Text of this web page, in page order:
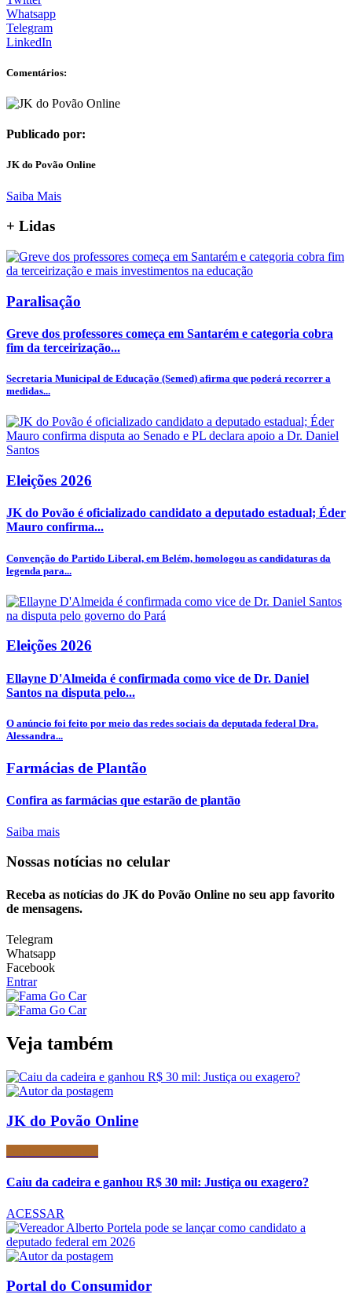
Whatsapp
Telegram
LinkedIn
Comentários:
Publicado por:
JK do Povão Online
Saiba Mais
+ Lidas
Paralisação
Greve dos professores começa em Santarém e categoria cobra
fim da terceirização...
Secretaria Municipal de Educação (Semed) afirma que poderá recorrer a
medidas...
Eleições 2026
JK do Povão é oficializado candidato a deputado estadual; Éder
Mauro confirma...
Convenção do Partido Liberal, em Belém, homologou as candidaturas da
legenda para...
Eleições 2026
Ellayne D'Almeida é confirmada como vice de Dr. Daniel
Santos na disputa pelo...
O anúncio foi feito por meio das redes sociais da deputada federal Dra.
Alessandra...
Farmácias de Plantão
Confira as farmácias que estarão de plantão
Saiba mais
Nossas notícias no celular
Receba as notícias do JK do Povão Online no seu app favorito
de mensagens.
Telegram
Whatsapp
Facebook
Entrar
Veja também
JK do Povão Online
Caiu da cadeira e ganhou R$ 30 mil: Justiça ou exagero?
ACESSAR
Portal do Consumidor